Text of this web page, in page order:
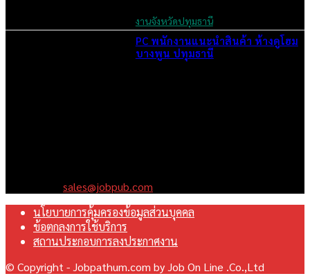
งานจังหวัดปทุมธานี
PC พนักงานแนะนำสินค้า ห้างดูโฮม
บางพูน ปทุมธานี
sales@jobpub.com
นโยบายการคุ้มครองข้อมูลส่วนบุคคล
ข้อตกลงการใช้บริการ
สถานประกอบการลงประกาศงาน
© Copyright - Jobpathum.com by Job On Line .Co.,Ltd